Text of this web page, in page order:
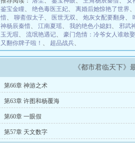
鉴宝金瞳、 绝色毒医王妃、 离婚后她惊艳了世界、
惜、 聊斋假太子、 医世无双、 炮灰女配要翻身、
神杨辰秦惜、 江南夏瑶、 我的绝色小媳妇、 邪武
玉无瑕、 流氓艳遇记、 豪门危情：冷爷女人谁敢娶
又翻你牌子啦！ 、 超品战兵、
《都市君临天下
第66章 神游之术
第63章 许图和杨覆海
第60章 一眼假
第57章 天文数字